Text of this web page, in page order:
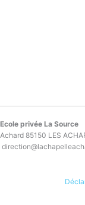
Ecole privée La Source
Achard 85150 LES